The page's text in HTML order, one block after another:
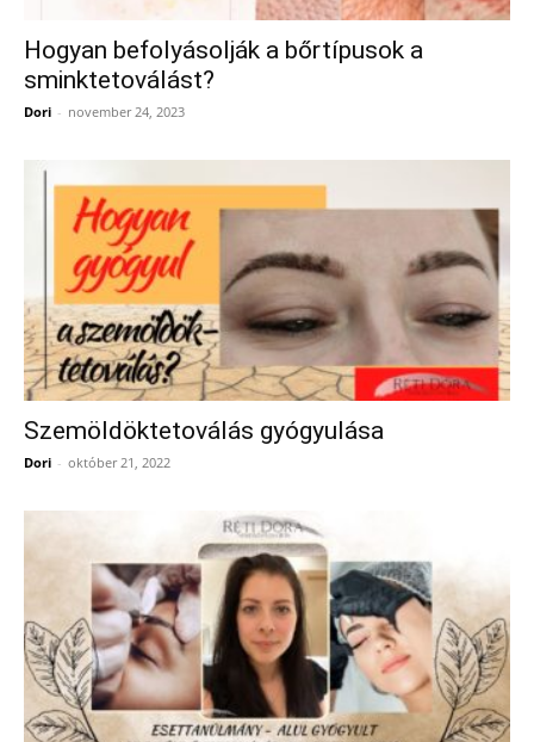
Hogyan befolyásolják a bőrtípusok a
sminktetoválást?
Dori - november 24, 2023
Szemöldöktetoválás gyógyulása
Dori - október 21, 2022